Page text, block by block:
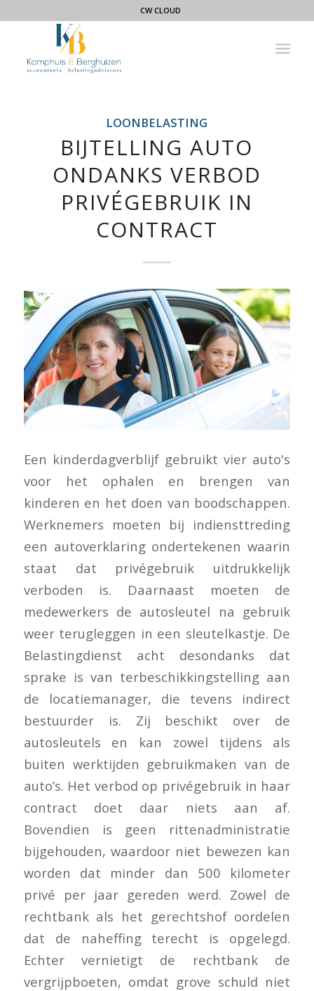
CW CLOUD
LOONBELASTING
BIJTELLING AUTO
ONDANKS VERBOD
PRIVÉGEBRUIK IN
CONTRACT
Een kinderdagverblijf gebruikt vier auto's
voor het ophalen en brengen van
kinderen en het doen van boodschappen.
Werknemers moeten bij indiensttreding
een autoverklaring ondertekenen waarin
staat dat privégebruik uitdrukkelijk
verboden is. Daarnaast moeten de
medewerkers de autosleutel na gebruik
weer terugleggen in een sleutelkastje. De
Belastingdienst acht desondanks dat
sprake is van terbeschikkingstelling aan
de locatiemanager, die tevens indirect
bestuurder is. Zij beschikt over de
autosleutels en kan zowel tijdens als
buiten werktijden gebruikmaken van de
auto’s. Het verbod op privégebruik in haar
contract doet daar niets aan af.
Bovendien is geen rittenadministratie
bijgehouden, waardoor niet bewezen kan
worden dat minder dan 500 kilometer
privé per jaar gereden werd. Zowel de
rechtbank als het gerechtshof oordelen
dat de naheffing terecht is opgelegd.
Echter vernietigt de rechtbank de
vergrijpboeten, omdat grove schuld niet